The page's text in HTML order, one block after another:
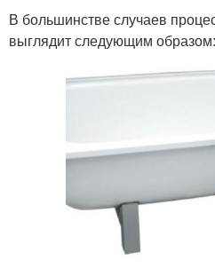
В большинстве случаев
выглядит следующим образом: